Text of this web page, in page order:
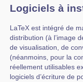
Logiciels à
LaTeX est intégré de
distribution (à l’image
de visualisation, de
(néanmoins, pour la
réellement utilisables
logiciels d’écriture de